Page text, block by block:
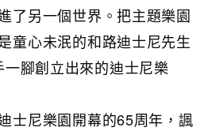
了另一個世界。把主題樂園
童心未泯的和路迪士尼先生
一腳創立出來的迪士尼樂
士尼樂園開幕的65周年，諷